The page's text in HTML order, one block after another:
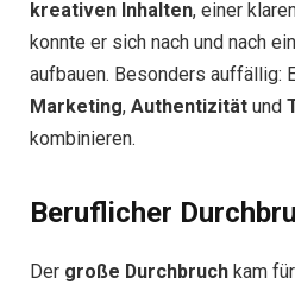
kreativen Inhalten, einer
konnte er sich nach und nach
aufbauen. Besonders auffällig:
Marketing, Authentizität und
kombinieren.
Beruflicher
Der große Durchbruch kam